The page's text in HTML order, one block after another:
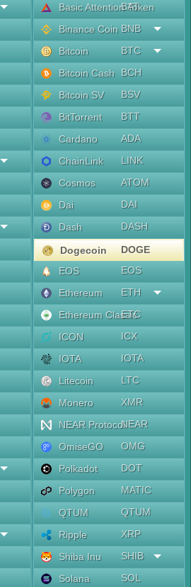
Basic Attention Token
BAT
Binance Coin BNB
Bitcoin
BTC
Bitcoin Cash
BCH
Bitcoin SV
BSV
BitTorrent
BTT
Cardano
ADA
ChainLink
LINK
Cosmos
ATOM
Dai
DAI
Dash
DASH
Dogecoin
DOGE
EOS
EOS
Ethereum
ETH
Ethereum Classic
ETC
ICON
ICX
IOTA
IOTA
Litecoin
LTC
Monero
XMR
NEAR ProtocolNEAR
OmiseGO
OMG
Polkadot
DOT
Polygon
MATIC
QTUM
QTUM
Ripple
XRP
Shiba Inu
SHIB
Solana
SOL